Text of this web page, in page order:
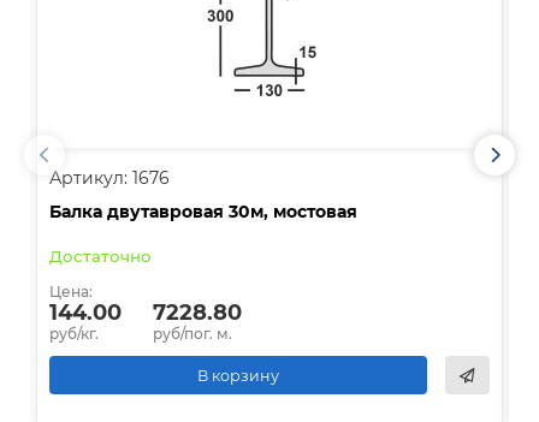
Артикул: 1676
Балка двутавровая 30м, мостовая
Достаточно
Цена:
144.00
руб/кг.
7228.80
руб/пог. м.
В корзину